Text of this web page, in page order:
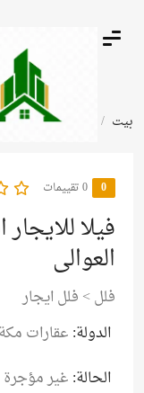
بيت أعلانات مبوبة
0 ‫0 تقييمات
فيلا
العوالى
فلل> فلل ايجار
الدولة: عقارات
الحالة: غير مؤجرة